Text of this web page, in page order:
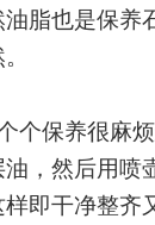
脂也是保
个保养很麻
，然后用
即干净整